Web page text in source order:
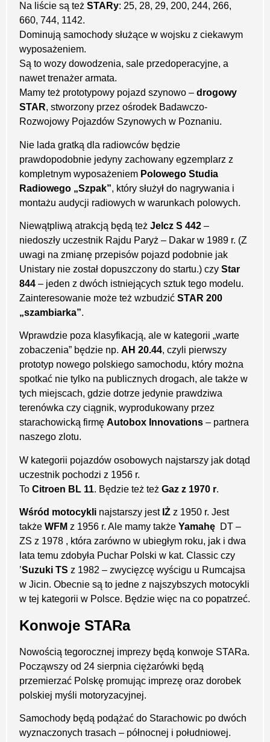
Na liście są też STARy: 25, 28, 29, 200, 244, 266,
660, 744, 1142.
Dominują samochody służące w wojsku z ciekawym
wyposażeniem.
Są to wozy dowodzenia, sale przedoperacyjne, a
nawet trenażer armata.
Mamy też prototypowy pojazd szynowo – drogowy
STAR, stworzony przez ośrodek Badawczo-
Rozwojowy Pojazdów Szynowych w Poznaniu.
Nie lada gratką dla radiowców będzie
prawdopodobnie jedyny zachowany egzemplarz z
kompletnym wyposażeniem Polowego Studia
Radiowego „Szpak”, który służył do nagrywania i
montażu audycji radiowych w warunkach polowych.
Niewątpliwą atrakcją będą też Jelcz S 442 –
niedoszły uczestnik Rajdu Paryż – Dakar w 1989 r. (Z
uwagi na zmianę przepisów pojazd podobnie jak
Unistary nie został dopuszczony do startu.) czy Star
844 – jeden z dwóch istniejących sztuk tego modelu.
Zainteresowanie może też wzbudzić STAR 200
„szambiarka”.
Wprawdzie poza klasyfikacją, ale w kategorii „warte
zobaczenia” będzie np. AH 20.44, czyli pierwszy
prototyp nowego polskiego samochodu, który można
spotkać nie tylko na publicznych drogach, ale także w
tych miejscach, gdzie dotrze jedynie prawdziwa
terenówka czy ciągnik, wyprodukowany przez
starachowicką firmę Autobox Innovations – partnera
naszego zlotu.
W kategorii pojazdów osobowych najstarszy jak dotąd
uczestnik pochodzi z 1956 r.
To Citroen BL 11. Będzie też też Gaz z 1970 r.
Wśród motocykli najstarszy jest IŻ z 1950 r. Jest
także WFM z 1956 r. Ale mamy także Yamahę DT –
ZS z 1978 , która zarówno w ubiegłym roku, jak i dwa
lata temu zdobyła Puchar Polski w kat. Classic czy
’Suzuki TS z 1982 – zwycięzcę wyścigu u Rumcajsa
w Jicin. Obecnie są to jedne z najszybszych motocykli
w tej kategorii w Polsce. Będzie więc na co popatrzeć.
Konwoje STARa
Nowością tegorocznej imprezy będą konwoje STARa.
Począwszy od 24 sierpnia ciężarówki będą
przemierzać Polskę promując imprezę oraz dorobek
polskiej myśli motoryzacyjnej.
Samochody będą podążać do Starachowic po dwóch
wyznaczonych trasach – północnej i południowej.